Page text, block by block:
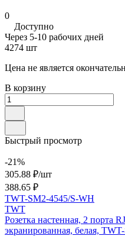
0
Доступно
Через 5-10 рабочих дней
4274 шт
Цена не является
В корзину
Быстрый просмотр
-21%
305.88 ₽/шт
388.65 ₽
TWT-SM2-4545/S-WH
TWT
Розетка настенная, 2 порта
экранированная, белая,